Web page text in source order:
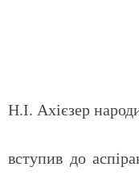
Н.І. Ахієзер
вступив до